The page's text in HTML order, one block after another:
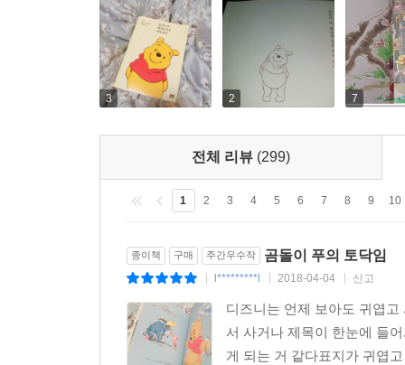
* 곰을 좋아할 나이도 지났건만, 아직까지 내 마음
luck****
* 어릴 때는 그저 착하고 귀여운 곰돌이 푸가
*‘매일 행복한 건 아니지만, 행복한 일은 매일
3 2 7
전체 리뷰 (299)
1 2 3 4 5 6 7 8 9 10
종이책 구매 주간우수작 곰돌이 푸의 토닥임
l*********l 2018-04-04 신고
디즈니는 언제 보아도 귀엽
서 사거나 제목이 한눈에 들
게 되는 거 같다표지가 귀엽